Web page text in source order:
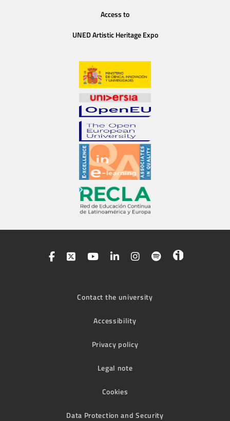
Access to
UNED Artistic Heritage Expo
Contact the university
Accessibility
Privacy policy
Legal note
Cookies
Data Protection and Security